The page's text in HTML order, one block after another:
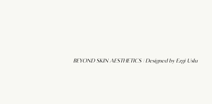
BEYOND SKIN AESTHETICS | Designed byEzgi Uslu